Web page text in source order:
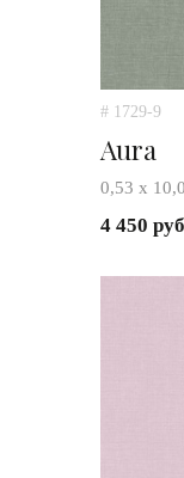
# 1729-9
Aura
0,53 х
4 450